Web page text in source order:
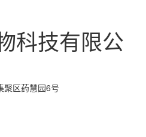
科技有限公
聚区药慧园6号